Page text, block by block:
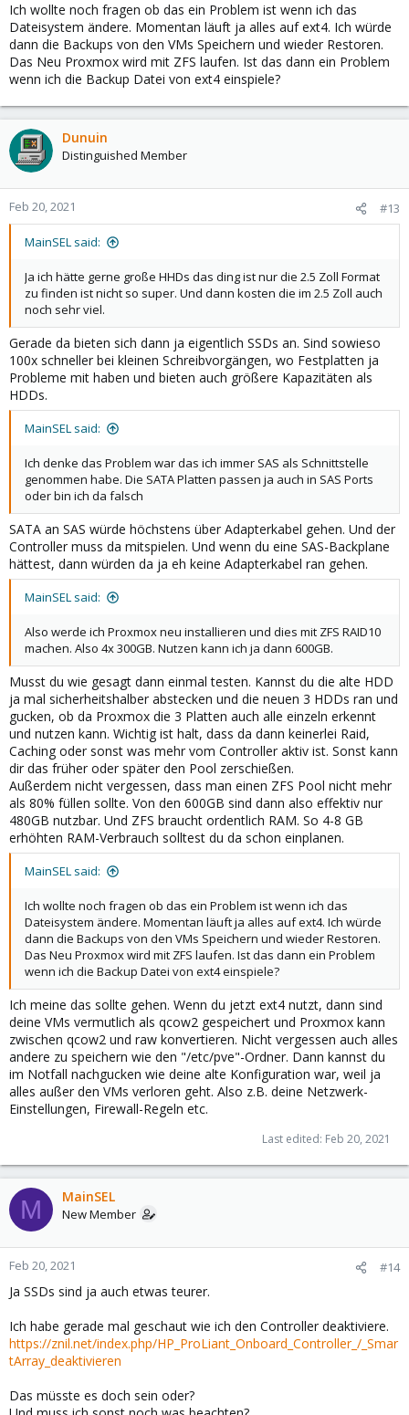
Ich wollte noch fragen ob das ein Problem ist wenn ich das
Dateisystem ändere. Momentan läuft ja alles auf ext4. Ich würde
dann die Backups von den VMs Speichern und wieder Restoren.
Das Neu Proxmox wird mit ZFS laufen. Ist das dann ein Problem
wenn ich die Backup Datei von ext4 einspiele?
Dunuin
Distinguished Member
Feb 20, 2021 #13
MainSEL said:
Ja ich hätte gerne große HHDs das ding ist nur die 2.5 Zoll Format
zu finden ist nicht so super. Und dann kosten die im 2.5 Zoll auch
noch sehr viel.
Gerade da bieten sich dann ja eigentlich SSDs an. Sind sowieso
100x schneller bei kleinen Schreibvorgängen, wo Festplatten ja
Probleme mit haben und bieten auch größere Kapazitäten als
HDDs.
MainSEL said:
Ich denke das Problem war das ich immer SAS als Schnittstelle
genommen habe. Die SATA Platten passen ja auch in SAS Ports
oder bin ich da falsch
SATA an SAS würde höchstens über Adapterkabel gehen. Und der
Controller muss da mitspielen. Und wenn du eine SAS-Backplane
hättest, dann würden da ja eh keine Adapterkabel ran gehen.
MainSEL said:
Also werde ich Proxmox neu installieren und dies mit ZFS RAID10
machen. Also 4x 300GB. Nutzen kann ich ja dann 600GB.
Musst du wie gesagt dann einmal testen. Kannst du die alte HDD
ja mal sicherheitshalber abstecken und die neuen 3 HDDs ran und
gucken, ob da Proxmox die 3 Platten auch alle einzeln erkennt
und nutzen kann. Wichtig ist halt, dass da dann keinerlei Raid,
Caching oder sonst was mehr vom Controller aktiv ist. Sonst kann
dir das früher oder später den Pool zerschießen.
Außerdem nicht vergessen, dass man einen ZFS Pool nicht mehr
als 80% füllen sollte. Von den 600GB sind dann also effektiv nur
480GB nutzbar. Und ZFS braucht ordentlich RAM. So 4-8 GB
erhöhten RAM-Verbrauch solltest du da schon einplanen.
MainSEL said:
Ich wollte noch fragen ob das ein Problem ist wenn ich das
Dateisystem ändere. Momentan läuft ja alles auf ext4. Ich würde
dann die Backups von den VMs Speichern und wieder Restoren.
Das Neu Proxmox wird mit ZFS laufen. Ist das dann ein Problem
wenn ich die Backup Datei von ext4 einspiele?
Ich meine das sollte gehen. Wenn du jetzt ext4 nutzt, dann sind
deine VMs vermutlich als qcow2 gespeichert und Proxmox kann
zwischen qcow2 und raw konvertieren. Nicht vergessen auch alles
andere zu speichern wie den "/etc/pve"-Ordner. Dann kannst du
im Notfall nachgucken wie deine alte Konfiguration war, weil ja
alles außer den VMs verloren geht. Also z.B. deine Netzwerk-
Einstellungen, Firewall-Regeln etc.
Last edited: Feb 20, 2021
M MainSEL
New Member
Feb 20, 2021 #14
Ja SSDs sind ja auch etwas teurer.
Ich habe gerade mal geschaut wie ich den Controller deaktiviere.
https://znil.net/index.php/HP_ProLiant_Onboard_Controller_/_Smar
tArray_deaktivieren
Das müsste es doch sein oder?